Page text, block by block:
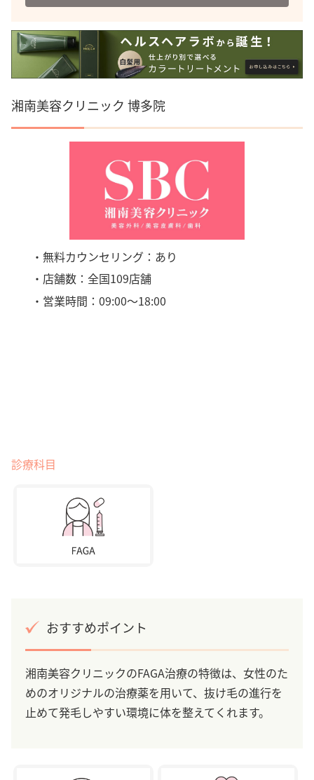
湘南美容クリニック 博多院
・無料カウンセリング：あり
・店舗数：全国109店舗
・営業時間：09:00〜18:00
診療科目
おすすめポイント
湘南美容クリニックのFAGA治療の特徴は、女性のた
めのオリジナルの治療薬を用いて、抜け毛の進行を
止めて発毛しやすい環境に体を整えてくれます。